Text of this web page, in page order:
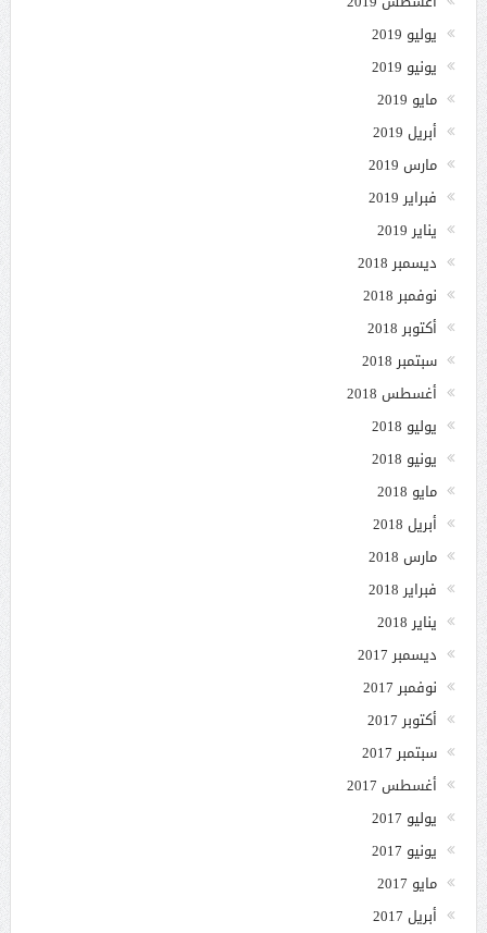
يوليو 2019
يونيو 2019
مايو 2019
أبريل 2019
مارس 2019
فبراير 2019
يناير 2019
ديسمبر 2018
نوفمبر 2018
أكتوبر 2018
سبتمبر 2018
أغسطس 2018
يوليو 2018
يونيو 2018
مايو 2018
أبريل 2018
مارس 2018
فبراير 2018
يناير 2018
ديسمبر 2017
نوفمبر 2017
أكتوبر 2017
سبتمبر 2017
أغسطس 2017
يوليو 2017
يونيو 2017
مايو 2017
أبريل 2017